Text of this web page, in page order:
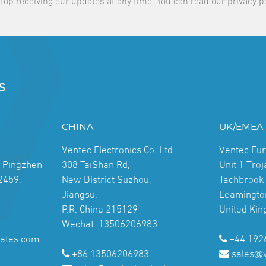
Pingzhen
CHINA
Ventec Electronics Co. Ltd.
308 TaiShan Rd,
New District Suzhou,
Jiangsu,
P.R. China 215129
Wechat: 13506206983
+86 13506206983
UK/EMEA
Ventec
Unit 1
United
+44